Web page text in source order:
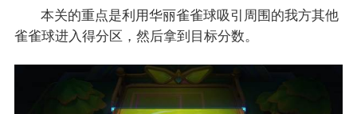
本关的重点是利用华丽雀雀球吸引周围的我方其他
雀雀球进入得分区，然后拿到目标分数。